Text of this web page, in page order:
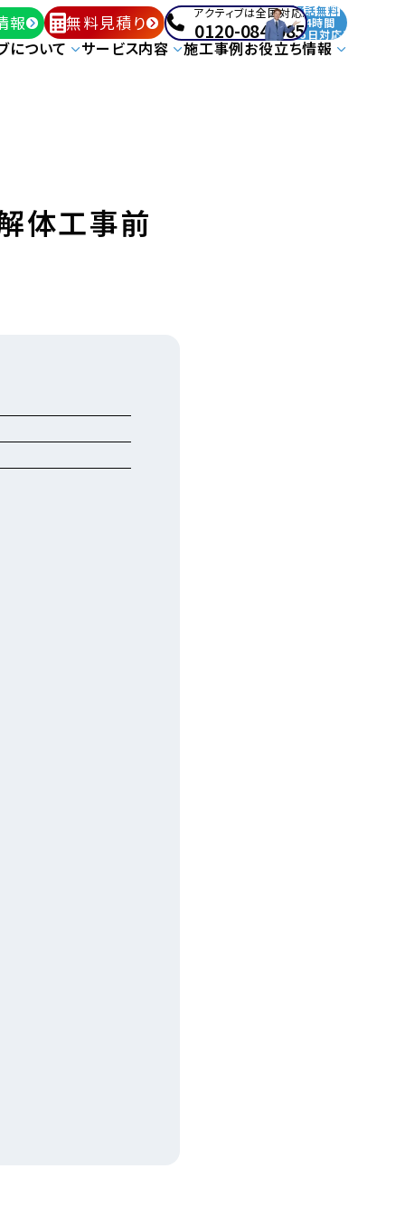
報 無料見積り アクティブは全国対応!
0120-084-085
通話無料
24時間
365日対応!
について サービス内容 施工事例お役立ち情報
体工事前